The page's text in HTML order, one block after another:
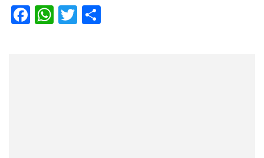
Facebook
WhatsApp
Twitter